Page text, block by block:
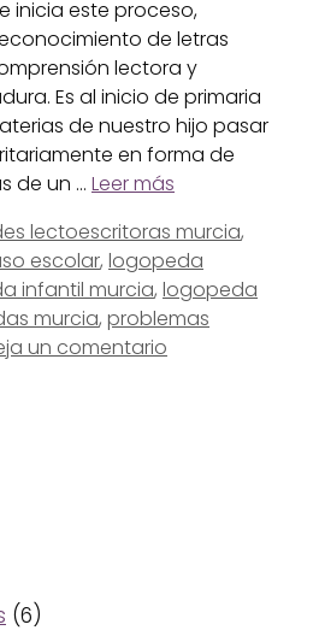
inicia este proceso,
de letras
lectora y
Es al inicio de primaria
de nuestro hijo pasar
en forma de
de un … Leer más
lectoescritoras murcia,
escolar, logopeda
infantil murcia, logopeda
murcia, problemas
un comentario
(6)